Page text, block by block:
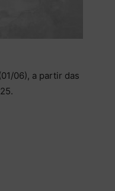
06), a partir das